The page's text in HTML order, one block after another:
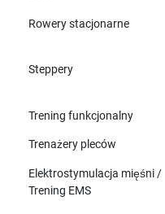
Rowery stacjonarne
Steppery
Trening funkcjonalny
Trenażery pleców
Elektrostymulacja mięśni /
Trening EMS